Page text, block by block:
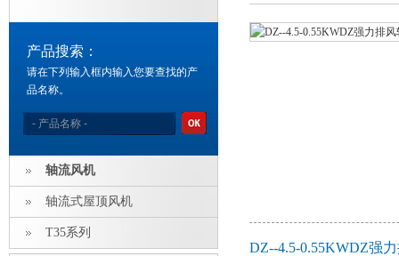
产品搜索：
请在下列输入框内输入您要查找的产
品名称。
轴流风机
轴流式屋顶风机
T35系列
DZ--4.5-0.55KWDZ强